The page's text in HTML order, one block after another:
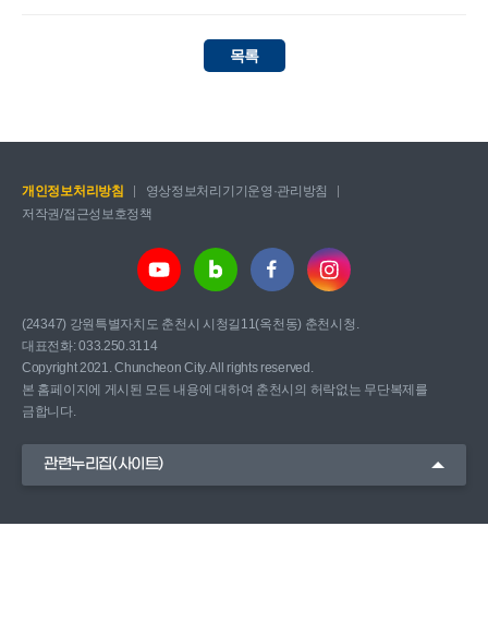
목록
개인정보처리방침
영상정보처리기기운영·관리방침
저작권/접근성보호정책
(24347) 강원특별자치도 춘천시 시청길11(옥천동) 춘천시청.
대표전화: 033.250.3114
Copyright 2021. Chuncheon City. All rights reserved.
본 홈페이지에 게시된 모든 내용에 대하여 춘천시의 허락없는 무단복제를
금합니다.
관련누리집(사이트)